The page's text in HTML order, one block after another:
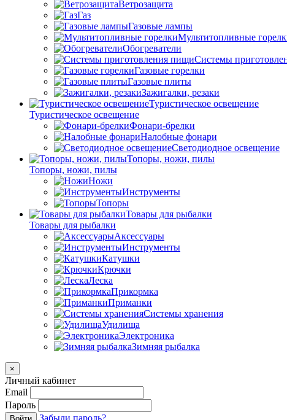
Ветрозащита
Газ
Газовые лампы
Мультитопливные
Обогреватели
Системы
Газовые горелки
Газовые плиты
Зажигалки, резаки
Туристическое освещение
Туристическое освещение
Фонари-брелки
Налобные фонари
Светодиодное освещение
Топоры, ножи, пилы
Топоры, ножи, пилы
Ножи
Инструменты
Топоры
Товары для рыбалки
Товары для рыбалки
Аксессуары
Инструменты
Катушки
Крючки
Леска
Прикормка
Приманки
Системы хранения
Удилища
Электроника
Зимняя рыбалка
×
Личный кабинет
Email
Пароль
Забыли пароль?